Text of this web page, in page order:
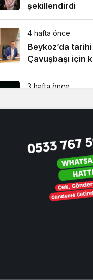
şekillendirdi
4 hafta önce
Beykoz’da
Çavuşbaşı için
3 hafta önce
4 hafta önce
Süper Lig’de
fikstürü